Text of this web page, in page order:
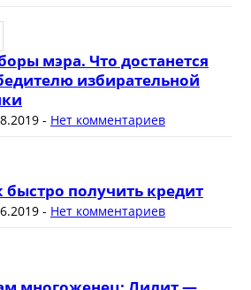
мэра. Что достанется
избирательной
- Нет комментариев
быстро получить кредит
- Нет комментариев